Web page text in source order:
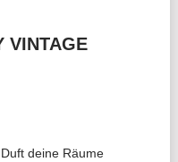
VINTAGE
deine Räume